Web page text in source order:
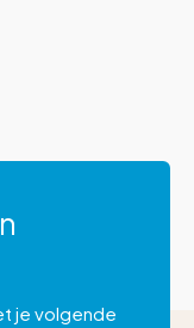
je volgende